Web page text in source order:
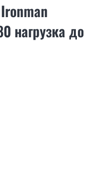
нагрузка до